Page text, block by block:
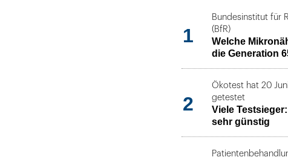
1
Bundesinstitut für
(BfR)
Welche
die Generation
2
Ökotest hat 20
getestet
Viele
sehr günstig